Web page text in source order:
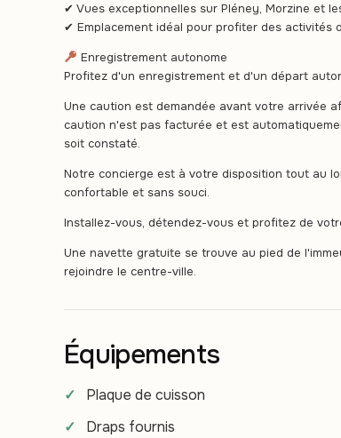
✔ Vues exceptionnelles sur Pléney, Morzine et
✔ Emplacement idéal pour profiter des activités
Enregistrement autonome
Profitez d'un enregistrement et d'un départ
Une caution est demandée avant votre arrivée
caution n'est pas facturée et est
soit constaté.
Notre concierge est à votre disposition tout au
confortable et sans souci.
Installez-vous, détendez-vous et profitez de
Une navette gratuite se trouve au pied de
rejoindre le centre-ville.
Équipements
Plaque de cuisson
Draps fournis